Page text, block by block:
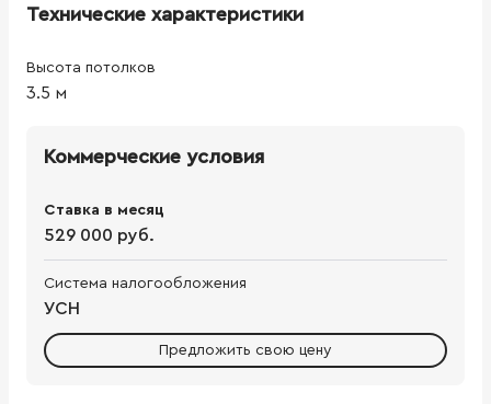
Технические характеристики
Высота потолков
3.5 м
Коммерческие условия
Ставка в месяц
529 000 руб.
Система налогообложения
УСН
Предложить свою цену